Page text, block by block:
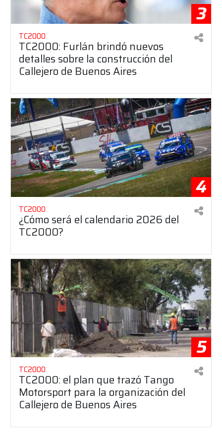
3
TC2000
TC2000: Furlán brindó nuevos
detalles sobre la construcción del
Callejero de Buenos Aires
4
TC2000
¿Cómo será el calendario 2026 del
TC2000?
5
TC2000
TC2000: el plan que trazó Tango
Motorsport para la organización del
Callejero de Buenos Aires